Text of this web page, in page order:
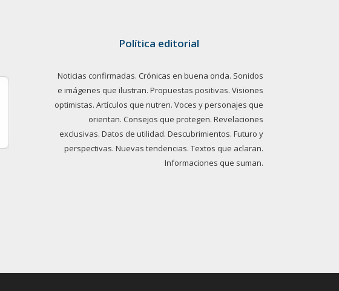
Política editorial
Noticias confirmadas. Crónicas en buena onda. Sonidos
e imágenes que ilustran. Propuestas positivas. Visiones
optimistas. Artículos que nutren. Voces y personajes que
orientan. Consejos que protegen. Revelaciones
exclusivas. Datos de utilidad. Descubrimientos. Futuro y
perspectivas. Nuevas tendencias. Textos que aclaran.
Informaciones que suman.